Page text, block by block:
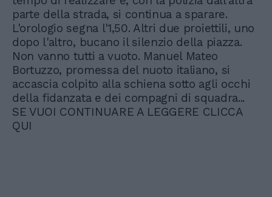
parte della strada, si continua a sparare.
L'orologio segna l'1,50. Altri due proiettili, uno
dopo l'altro, bucano il silenzio della piazza.
Non vanno tutti a vuoto. Manuel Mateo
Bortuzzo, promessa del nuoto italiano, si
accascia colpito alla schiena sotto agli occhi
della fidanzata e dei compagni di squadra...
SE VUOI CONTINUARE A LEGGERE CLICCA
QUI